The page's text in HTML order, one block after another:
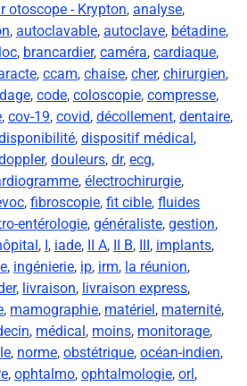
otoscope - Krypton, analyse,
, autoclavable, autoclave, bétadine,
, brancardier, caméra, cardiaque,
, ccam, chaise, cher, chirurgien,
, code, coloscopie, compresse,
, cov-19, covid, décollement, dentaire,
, dispositif médical ,
, douleurs, dr, ecg,
, électrochirurgie,
, fibroscopie, fit cible, fluides
entérologie, généraliste, gestion,
, , iade, II A, II B, , implants,
, ingénierie, ip, irm, la réunion,
, livraison, livraison express,
, mamographie, matériel , maternité,
, médical , moins, monitorage,
, norme, obstétrique, océan-indien,
, ophtalmo, ophtalmologie, orl ,